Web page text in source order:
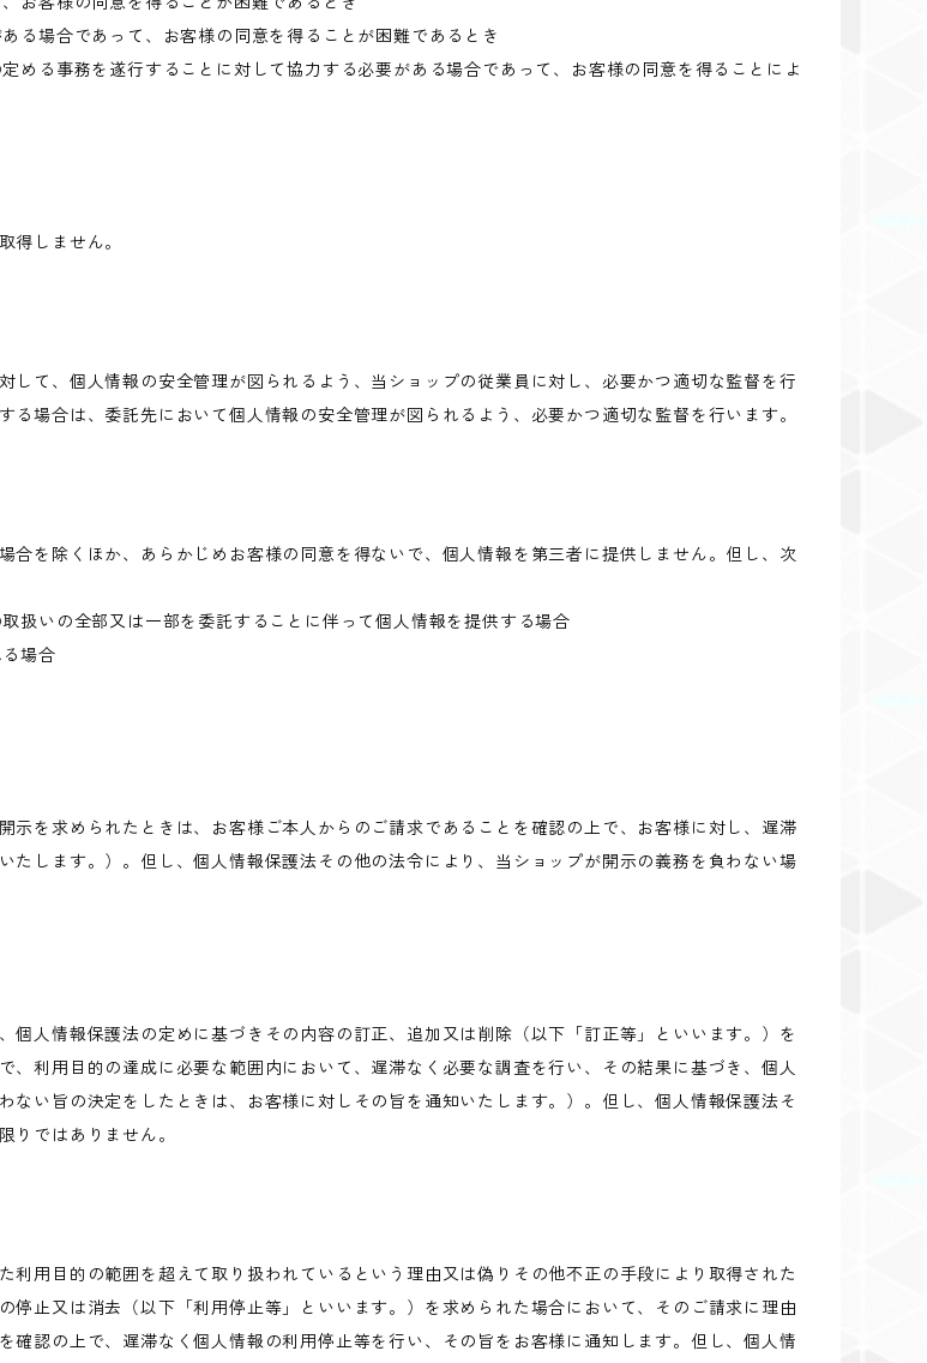
る場合であって、お客様の同意を得ることが困難であるとき
める事務を遂行することに対して協力する必要がある場合であって、お客様の同意を得ることによ
得しません。
て、個人情報の安全管理が図られるよう、当ショップの従業員に対し、必要かつ適切な監督を行
場合は、委託先において個人情報の安全管理が図られるよう、必要かつ適切な監督を行います。
を除くほか、あらかじめお客様の同意を得ないで、個人情報を第三者に提供しません。但し、次
扱いの全部又は一部を委託することに伴って個人情報を提供する場合
場合
を求められたときは、お客様ご本人からのご請求であることを確認の上で、お客様に対し、遅滞
します。）。但し、個人情報保護法その他の法令により、当ショップが開示の義務を負わない場
人情報保護法の定めに基づきその内容の訂正、追加又は削除（以下「訂正等」といいます。）を
利用目的の達成に必要な範囲内において、遅滞なく必要な調査を行い、その結果に基づき、個人
い旨の決定をしたときは、お客様に対しその旨を通知いたします。）。但し、個人情報保護法そ
りではありません。
用目的の範囲を超えて取り扱われているという理由又は偽りその他不正の手段により取得された
止又は消去（以下「利用停止等」といいます。）を求められた場合において、そのご請求に理由
認の上で、遅滞なく個人情報の利用停止等を行い、その旨をお客様に通知します。但し、個人情